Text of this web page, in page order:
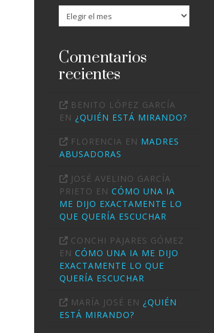
Archivo
Comentarios
recientes
BENITO LÓPEZ GARCÍA
EN ¿QUIÉN ESTÁ MIRANDO?
FLORENCIA EN MADRES
ABUSADORAS
JOSÉ AVELINO GARCÍA
PRIETO EN CÓMO UNA IA
ME DIJO EXACTAMENTE LO
QUE QUERÍA ESCUCHAR
CONCHI PAJARES GÓMEZ
EN CÓMO UNA IA ME DIJO
EXACTAMENTE LO QUE
QUERÍA ESCUCHAR
MARÍA JOSÉ EN ¿QUIÉN
ESTÁ MIRANDO?